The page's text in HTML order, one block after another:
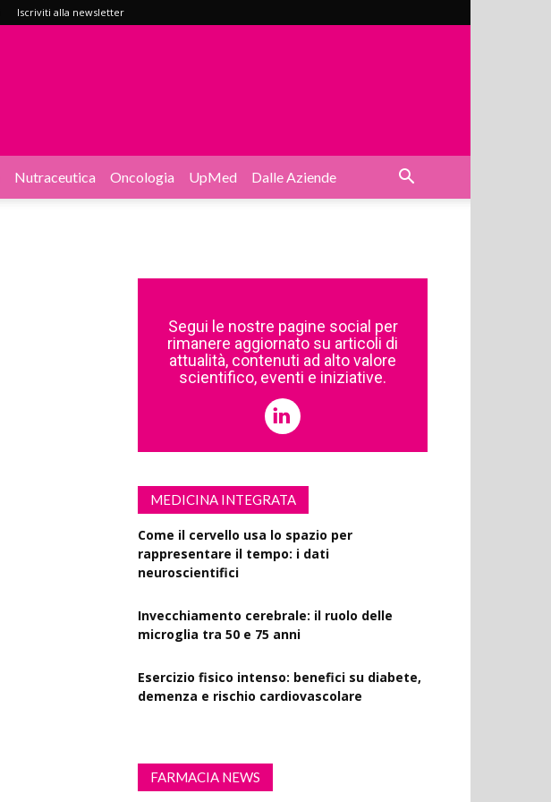
Iscriviti alla newsletter
Nutraceutica Oncologia UpMed Dalle Aziende
Segui le nostre pagine social per
rimanere aggiornato su articoli di
attualità, contenuti ad alto valore
scientifico, eventi e iniziative.
MEDICINA INTEGRATA
Come il cervello usa lo spazio per
rappresentare il tempo: i dati
neuroscientifici
Invecchiamento cerebrale: il ruolo delle
microglia tra 50 e 75 anni
Esercizio fisico intenso: benefici su diabete,
demenza e rischio cardiovascolare
FARMACIA NEWS